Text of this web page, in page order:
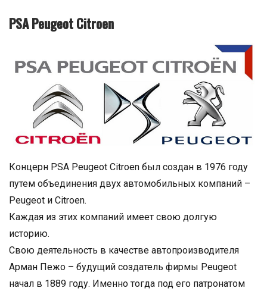
PSA Peugeot Citroen
Концерн PSA Peugeot Citroen был создан в 1976 году
путем объединения двух автомобильных компаний –
Peugeot и Citroen.
Каждая из этих компаний имеет свою долгую
историю.
Свою деятельность в качестве автопроизводителя
Арман Пежо – будущий создатель фирмы Peugeot
начал в 1889 году. Именно тогда под его патронатом